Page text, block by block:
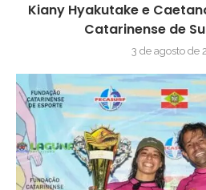
Kiany Hyakutake e
Catarinense de
3 de agosto de